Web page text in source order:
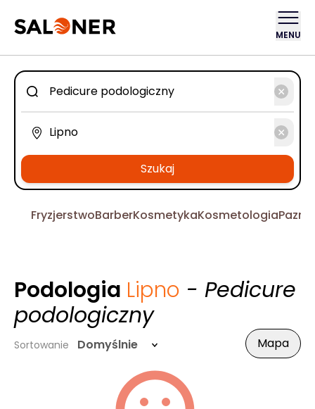
MENU
Szukaj
FryzjerstwoBarberKosmetykaKosmetologia
Podologia Lipno - Pedicure
podologiczny
Sortowanie Domyślnie Mapa